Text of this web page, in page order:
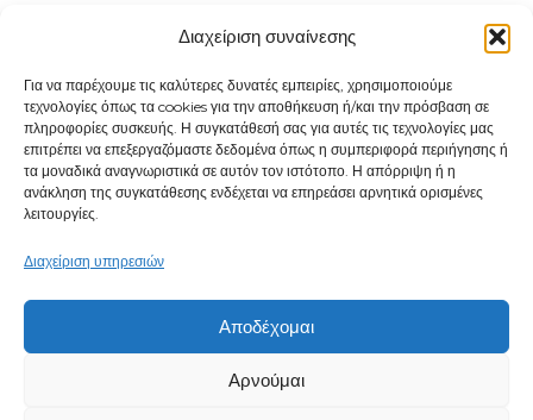
Διαχείριση συναίνεσης
Για να παρέχουμε τις καλύτερες δυνατές εμπειρίες, χρησιμοποιούμε
τεχνολογίες όπως τα cookies για την αποθήκευση ή/και την πρόσβαση σε
πληροφορίες συσκευής. Η συγκατάθεσή σας για αυτές τις τεχνολογίες μας
επιτρέπει να επεξεργαζόμαστε δεδομένα όπως η συμπεριφορά περιήγησης ή
τα μοναδικά αναγνωριστικά σε αυτόν τον ιστότοπο. Η απόρριψη ή η
ανάκληση της συγκατάθεσης ενδέχεται να επηρεάσει αρνητικά ορισμένες
λειτουργίες.
Διαχείριση υπηρεσιών
Αποδέχομαι
Αρνούμαι
Οι παρόντες νομικοί όροι διέπονται από το ισπανικό
δίκαιο. Οποιαδήποτε διαφορά προκύψει σε σχέση με
τον παρόντα ιστότοπο θα υποβάλλεται στα
δικαστήρια τουΒαγιαδολίδ, Ισπανία.